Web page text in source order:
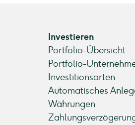
Investieren
Portfolio-Übersicht
Portfolio-
Investitionsarten
Automatisches
Währungen